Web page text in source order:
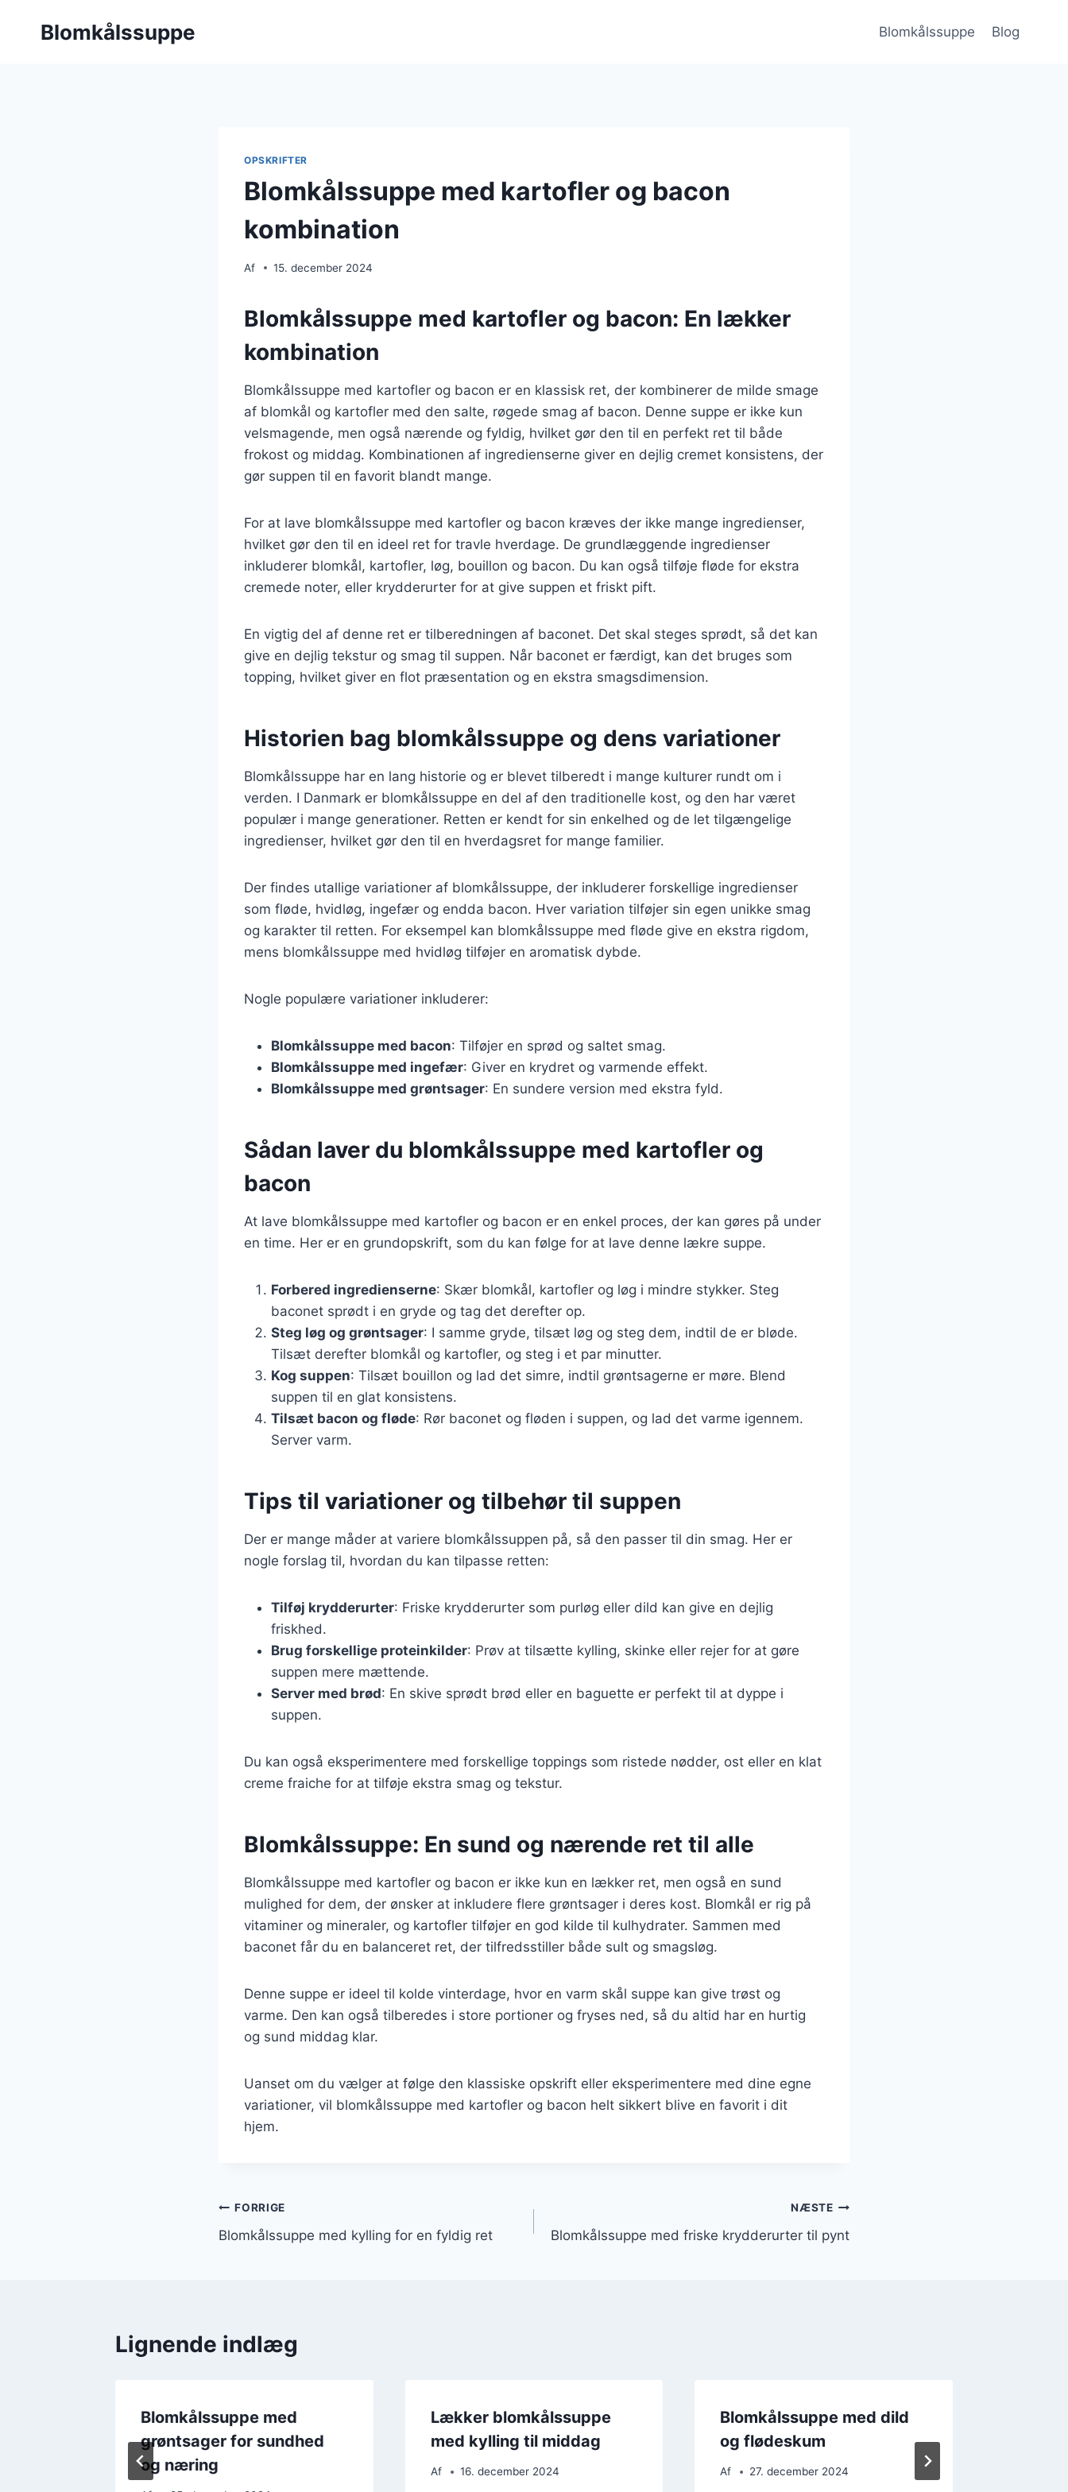
Blomkålssuppe Blomkålssuppe Blog
OPSKRIFTER
Blomkålssuppe med kartofler og bacon
kombination
Af 15. december 2024
Blomkålssuppe med kartofler og bacon: En lækker
kombination
Blomkålssuppe med kartofler og bacon er en klassisk ret, der kombinerer de milde smage
af blomkål og kartofler med den salte, røgede smag af bacon. Denne suppe er ikke kun
velsmagende, men også nærende og fyldig, hvilket gør den til en perfekt ret til både
frokost og middag. Kombinationen af ingredienserne giver en dejlig cremet konsistens, der
gør suppen til en favorit blandt mange.
For at lave blomkålssuppe med kartofler og bacon kræves der ikke mange ingredienser,
hvilket gør den til en ideel ret for travle hverdage. De grundlæggende ingredienser
inkluderer blomkål, kartofler, løg, bouillon og bacon. Du kan også tilføje fløde for ekstra
cremede noter, eller krydderurter for at give suppen et friskt pift.
En vigtig del af denne ret er tilberedningen af baconet. Det skal steges sprødt, så det kan
give en dejlig tekstur og smag til suppen. Når baconet er færdigt, kan det bruges som
topping, hvilket giver en flot præsentation og en ekstra smagsdimension.
Historien bag blomkålssuppe og dens variationer
Blomkålssuppe har en lang historie og er blevet tilberedt i mange kulturer rundt om i
verden. I Danmark er blomkålssuppe en del af den traditionelle kost, og den har været
populær i mange generationer. Retten er kendt for sin enkelhed og de let tilgængelige
ingredienser, hvilket gør den til en hverdagsret for mange familier.
Der findes utallige variationer af blomkålssuppe, der inkluderer forskellige ingredienser
som fløde, hvidløg, ingefær og endda bacon. Hver variation tilføjer sin egen unikke smag
og karakter til retten. For eksempel kan blomkålssuppe med fløde give en ekstra rigdom,
mens blomkålssuppe med hvidløg tilføjer en aromatisk dybde.
Nogle populære variationer inkluderer:
Blomkålssuppe med bacon: Tilføjer en sprød og saltet smag.
Blomkålssuppe med ingefær: Giver en krydret og varmende effekt.
Blomkålssuppe med grøntsager: En sundere version med ekstra fyld.
Sådan laver du blomkålssuppe med kartofler og
bacon
At lave blomkålssuppe med kartofler og bacon er en enkel proces, der kan gøres på under
en time. Her er en grundopskrift, som du kan følge for at lave denne lækre suppe.
Forbered ingredienserne: Skær blomkål, kartofler og løg i mindre stykker. Steg
baconet sprødt i en gryde og tag det derefter op.
Steg løg og grøntsager: I samme gryde, tilsæt løg og steg dem, indtil de er bløde.
Tilsæt derefter blomkål og kartofler, og steg i et par minutter.
Kog suppen: Tilsæt bouillon og lad det simre, indtil grøntsagerne er møre. Blend
suppen til en glat konsistens.
Tilsæt bacon og fløde: Rør baconet og fløden i suppen, og lad det varme igennem.
Server varm.
Tips til variationer og tilbehør til suppen
Der er mange måder at variere blomkålssuppen på, så den passer til din smag. Her er
nogle forslag til, hvordan du kan tilpasse retten:
Tilføj krydderurter: Friske krydderurter som purløg eller dild kan give en dejlig
friskhed.
Brug forskellige proteinkilder: Prøv at tilsætte kylling, skinke eller rejer for at gøre
suppen mere mættende.
Server med brød: En skive sprødt brød eller en baguette er perfekt til at dyppe i
suppen.
Du kan også eksperimentere med forskellige toppings som ristede nødder, ost eller en klat
creme fraiche for at tilføje ekstra smag og tekstur.
Blomkålssuppe: En sund og nærende ret til alle
Blomkålssuppe med kartofler og bacon er ikke kun en lækker ret, men også en sund
mulighed for dem, der ønsker at inkludere flere grøntsager i deres kost. Blomkål er rig på
vitaminer og mineraler, og kartofler tilføjer en god kilde til kulhydrater. Sammen med
baconet får du en balanceret ret, der tilfredsstiller både sult og smagsløg.
Denne suppe er ideel til kolde vinterdage, hvor en varm skål suppe kan give trøst og
varme. Den kan også tilberedes i store portioner og fryses ned, så du altid har en hurtig
og sund middag klar.
Uanset om du vælger at følge den klassiske opskrift eller eksperimentere med dine egne
variationer, vil blomkålssuppe med kartofler og bacon helt sikkert blive en favorit i dit
hjem.
Indlægsnavigation
FORRIGE
Blomkålssuppe med kylling for en fyldig ret
NÆSTE
Blomkålssuppe med friske krydderurter til pynt
Lignende indlæg
Blomkålssuppe med
grøntsager for sundhed
og næring
Lækker blomkålssuppe
med kylling til middag
Af 16. december 2024
Blomkålssuppe med dild
og flødeskum
Af 27. december 2024